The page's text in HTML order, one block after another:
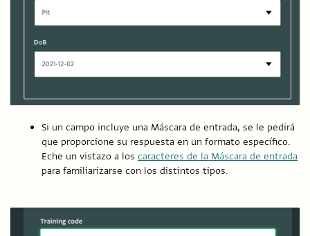
Si un campo incluye una Máscara de entrada, se le pedirá
que proporcione su respuesta en un formato específico.
Eche un vistazo a los caracteres de la Máscara de entrada
para familiarizarse con los distintos tipos.